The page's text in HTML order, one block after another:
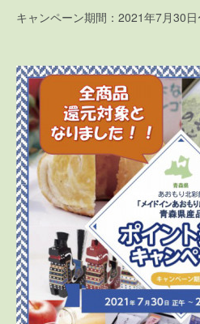
キャンペーン期間：2021年7月30